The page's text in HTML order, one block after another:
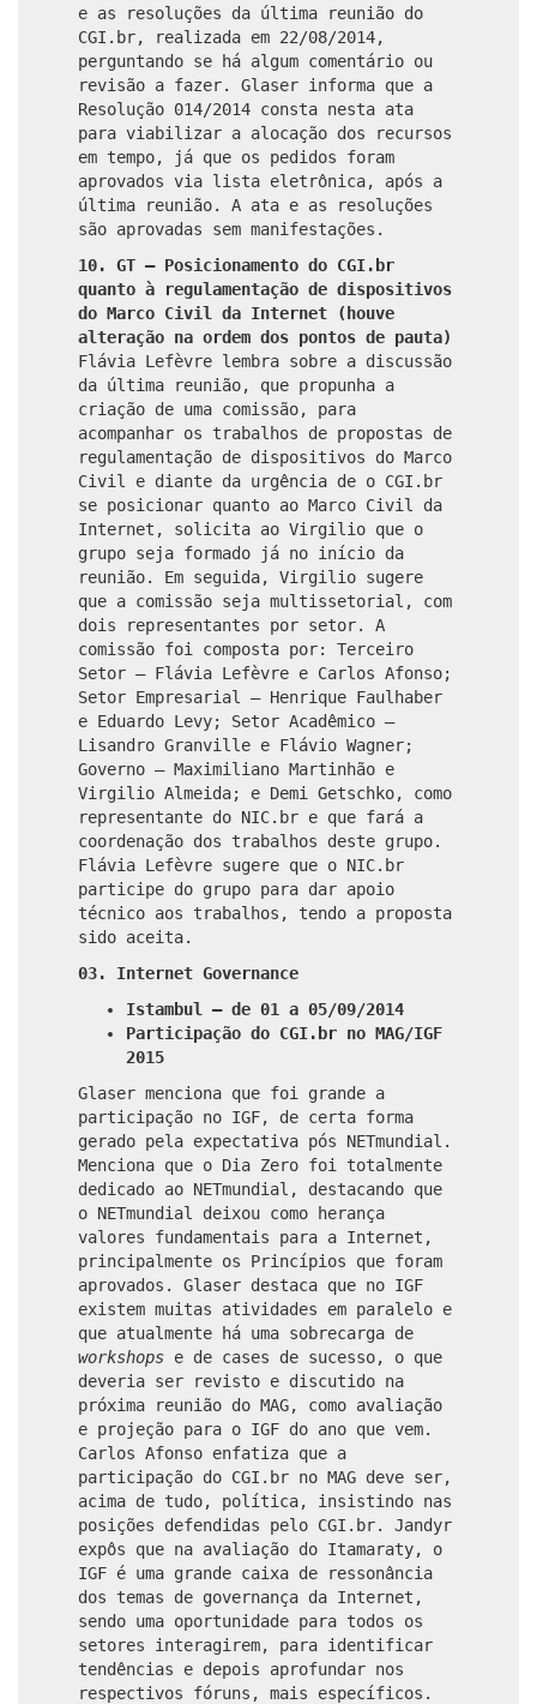
e as resoluções da última reunião do
CGI.br, realizada em 22/08/2014,
perguntando se há algum comentário ou
revisão a fazer. Glaser informa que a
Resolução 014/2014 consta nesta ata
para viabilizar a alocação dos recursos
em tempo, já que os pedidos foram
aprovados via lista eletrônica, após a
última reunião. A ata e as resoluções
são aprovadas sem manifestações.
10. GT – Posicionamento do CGI.br
quanto à regulamentação de dispositivos
do Marco Civil da Internet (houve
alteração na ordem dos pontos de pauta)
Flávia Lefèvre lembra sobre a discussão
da última reunião, que propunha a
criação de uma comissão, para
acompanhar os trabalhos de propostas de
regulamentação de dispositivos do Marco
Civil e diante da urgência de o CGI.br
se posicionar quanto ao Marco Civil da
Internet, solicita ao Virgilio que o
grupo seja formado já no início da
reunião. Em seguida, Virgilio sugere
que a comissão seja multissetorial, com
dois representantes por setor. A
comissão foi composta por: Terceiro
Setor – Flávia Lefèvre e Carlos Afonso;
Setor Empresarial – Henrique Faulhaber
e Eduardo Levy; Setor Acadêmico –
Lisandro Granville e Flávio Wagner;
Governo – Maximiliano Martinhão e
Virgilio Almeida; e Demi Getschko, como
representante do NIC.br e que fará a
coordenação dos trabalhos deste grupo.
Flávia Lefèvre sugere que o NIC.br
participe do grupo para dar apoio
técnico aos trabalhos, tendo a proposta
sido aceita.
03. Internet Governance
Istambul – de 01 a 05/09/2014
Participação do CGI.br no MAG/IGF
2015
Glaser menciona que foi grande a
participação no IGF, de certa forma
gerado pela expectativa pós NETmundial.
Menciona que o Dia Zero foi totalmente
dedicado ao NETmundial, destacando que
o NETmundial deixou como herança
valores fundamentais para a Internet,
principalmente os Princípios que foram
aprovados. Glaser destaca que no IGF
existem muitas atividades em paralelo e
que atualmente há uma sobrecarga de
workshops e de cases de sucesso, o que
deveria ser revisto e discutido na
próxima reunião do MAG, como avaliação
e projeção para o IGF do ano que vem.
Carlos Afonso enfatiza que a
participação do CGI.br no MAG deve ser,
acima de tudo, política, insistindo nas
posições defendidas pelo CGI.br. Jandyr
expôs que na avaliação do Itamaraty, o
IGF é uma grande caixa de ressonância
dos temas de governança da Internet,
sendo uma oportunidade para todos os
setores interagirem, para identificar
tendências e depois aprofundar nos
respectivos fóruns, mais específicos.